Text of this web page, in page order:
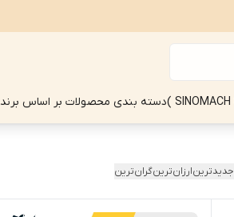
دسته بندی محصولات بر اساس برند
جدیدترینارزان‌ترینگران‌ترین